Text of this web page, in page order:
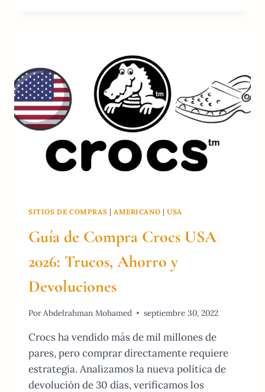
SITIOS DE COMPRAS | AMERICANO |USA
Guía de Compra Crocs USA
2026: Trucos, Ahorro y
Devoluciones
PorAbdelrahman Mohamed septiembre 30, 2022
Crocs ha vendido más de mil millones de
pares, pero comprar directamente requiere
estrategia. Analizamos la nueva política de
devolución de 30 días, verificamos los